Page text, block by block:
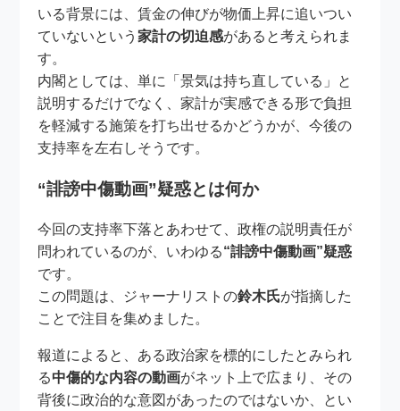
いる背景には、賃金の伸びが物価上昇に追いつい
ていないという家計の切迫感があると考えられま
す。
内閣としては、単に「景気は持ち直している」と
説明するだけでなく、家計が実感できる形で負担
を軽減する施策を打ち出せるかどうかが、今後の
支持率を左右しそうです。
“誹謗中傷動画”疑惑とは何か
今回の支持率下落とあわせて、政権の説明責任が
問われているのが、いわゆる“誹謗中傷動画”疑惑
です。
この問題は、ジャーナリストの鈴木氏が指摘した
ことで注目を集めました。
報道によると、ある政治家を標的にしたとみられ
る中傷的な内容の動画がネット上で広まり、その
背後に政治的な意図があったのではないか、とい